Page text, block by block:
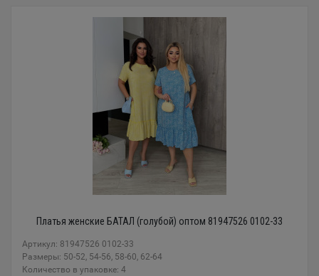
Платья женские БАТАЛ (голубой) оптом 81947526 0102-33
Артикул: 81947526 0102-33
Размеры: 50-52, 54-56, 58-60, 62-64
Количество в упаковке: 4